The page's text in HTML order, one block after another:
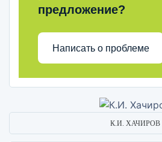
предложение?
Написать о проблеме
К.И. ХАЧИРОВ